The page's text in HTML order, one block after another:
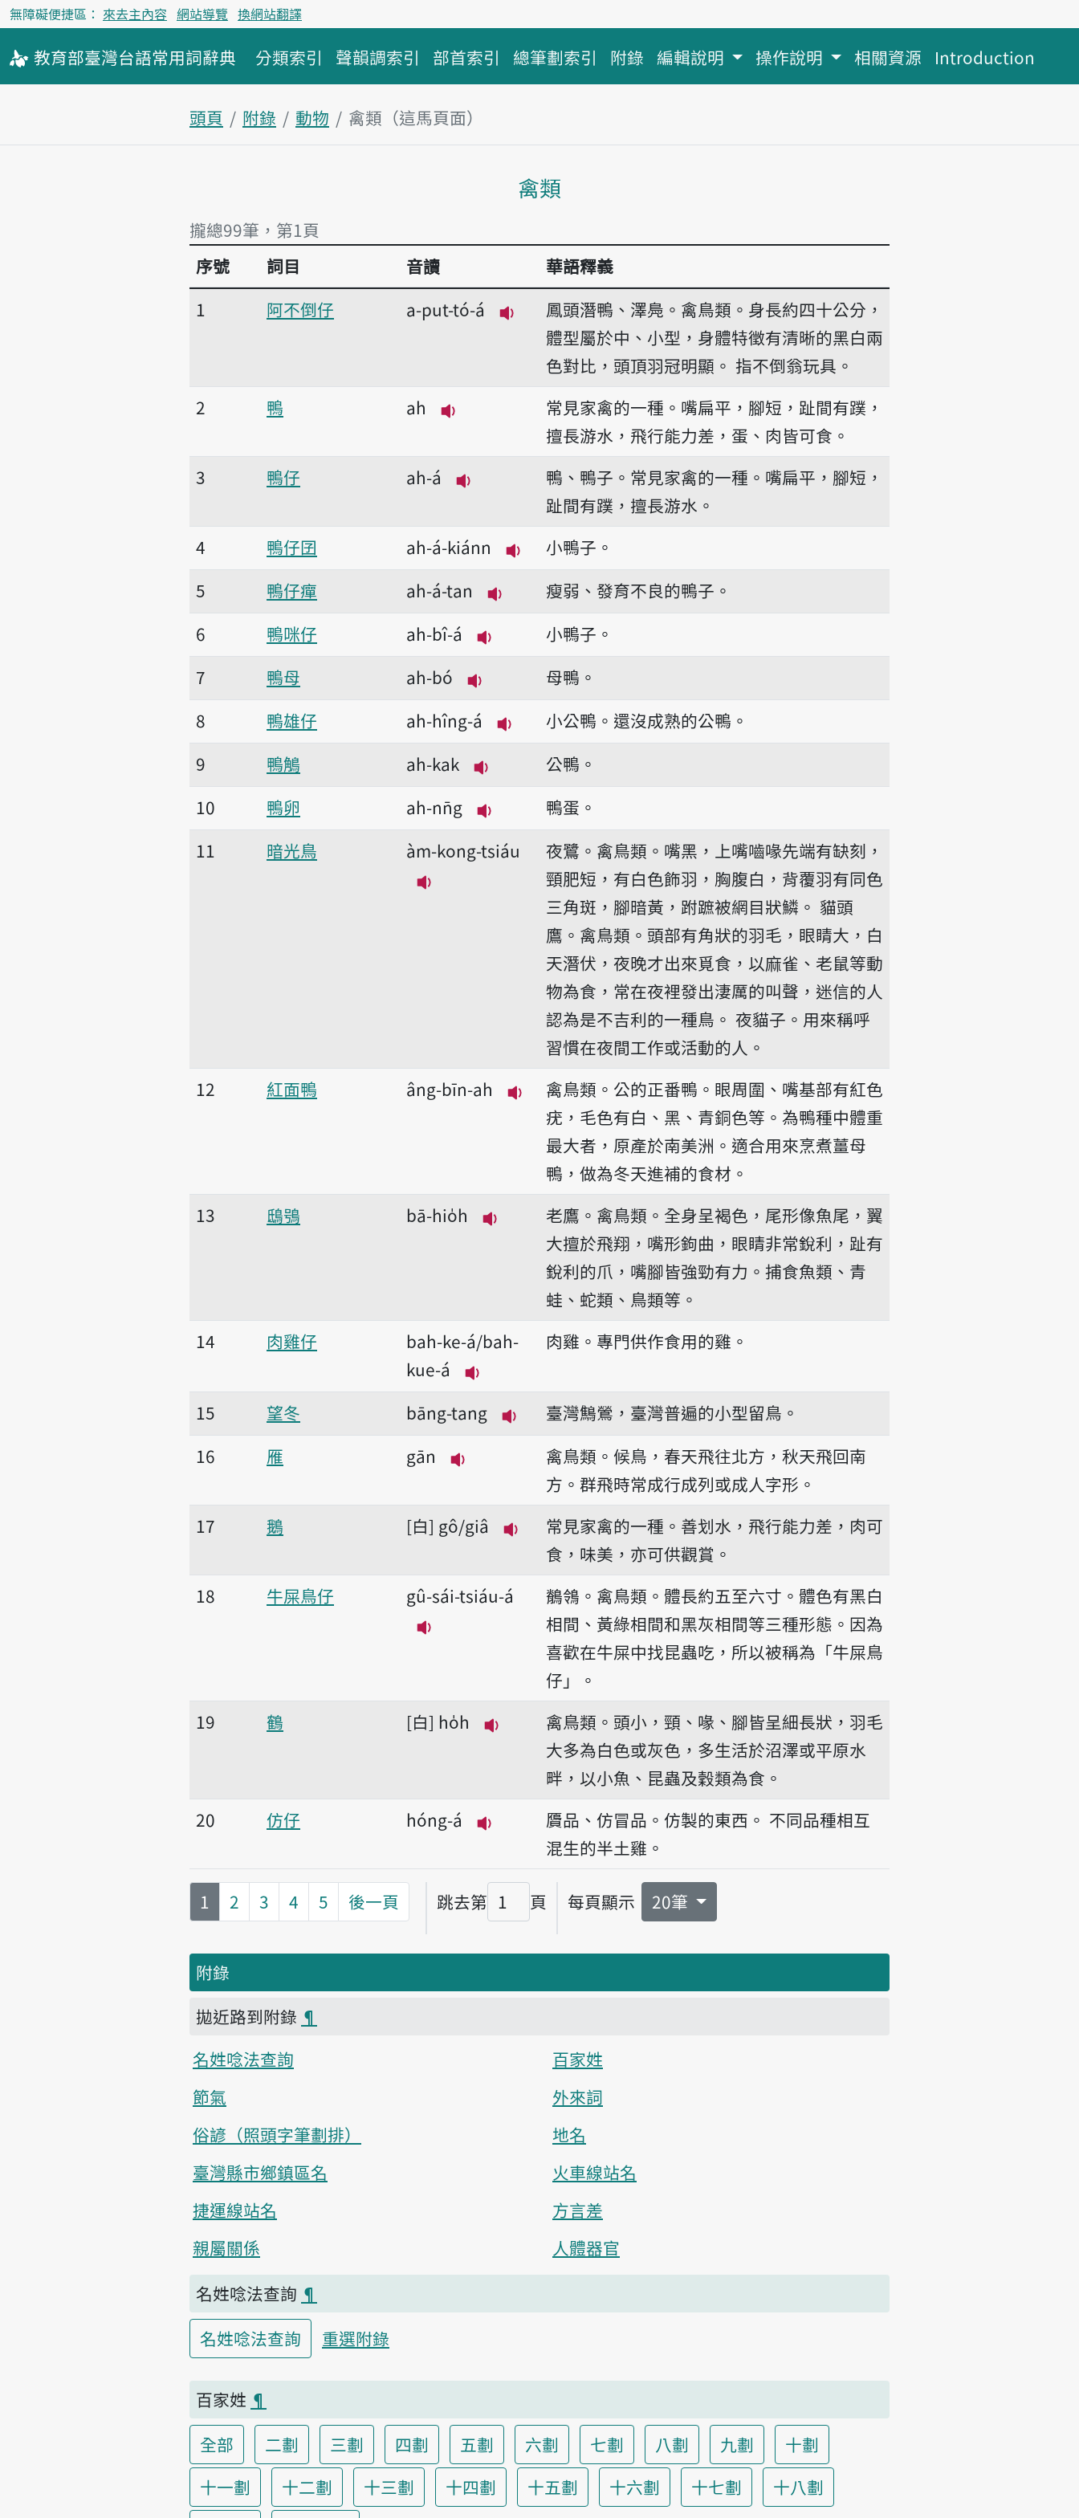
無障礙便捷區： 來去主內容 網站導覽 換網站翻譯
教育部臺灣台語常用詞辭典 分類索引 聲韻調索引 部首索引 總筆劃索引 附錄 編輯說明 操作說明 相關資源 Introduction
頭頁 附錄 動物
禽類（這馬頁面）
禽類
攏總99筆，第1頁
攏總99筆，第1頁
序號 詞目 音讀
華語釋義
1
阿不倒仔
a-put-tó-á
播放音讀a-put-tó-á
鳳頭潛鴨、澤鳧。禽鳥類。身長約四十公分，
體型屬於中、小型，身體特徵有清晰的黑白兩
色對比，頭頂羽冠明顯。 指不倒翁玩具。
2
鴨
ah
常見家禽的一種。嘴扁平，腳短，趾間有蹼，
擅長游水，飛行能力差，蛋、肉皆可食。
3
鴨仔
ah-á
播放音讀ah-á
鴨、鴨子。常見家禽的一種。嘴扁平，腳短，
趾間有蹼，擅長游水。
4
鴨仔囝
ah-á-kiánn
播放音讀ah-á-kiánn
小鴨子。
5
鴨仔癉
ah-á-tan
播放音讀ah-á-tan
瘦弱、發育不良的鴨子。
6
鴨咪仔
ah-bî-á
播放音讀ah-bî-á
小鴨子。
7
鴨母
ah-bó
播放音讀ah-bó
母鴨。
8
鴨雄仔
ah-hîng-á
播放音讀ah-hîng-á
小公鴨。還沒成熟的公鴨。
9
鴨鵤
ah-kak
播放音讀ah-kak
公鴨。
10
鴨卵
ah-nn̄g
播放音讀ah-nn̄g
鴨蛋。
11
暗光鳥 àm-kong-tsiáu
播放音讀àm-kong-tsiáu
夜鷺。禽鳥類。嘴黑，上嘴嚙喙先端有缺刻，
頸肥短，有白色飾羽，胸腹白，背覆羽有同色
三角斑，腳暗黃，跗蹠被網目狀鱗。 貓頭
鷹。禽鳥類。頭部有角狀的羽毛，眼睛大，白
天潛伏，夜晚才出來覓食，以麻雀、老鼠等動
物為食，常在夜裡發出淒厲的叫聲，迷信的人
認為是不吉利的一種鳥。 夜貓子。用來稱呼
習慣在夜間工作或活動的人。
12
紅面鴨
âng-bīn-ah
播放音讀âng-bīn-ah
禽鳥類。公的正番鴨。眼周圍、嘴基部有紅色
疣，毛色有白、黑、青銅色等。為鴨種中體重
最大者，原產於南美洲。適合用來烹煮薑母
鴨，做為冬天進補的食材。
13
鴟鴞
bā-hio̍h
播放音讀bā-hio̍h
老鷹。禽鳥類。全身呈褐色，尾形像魚尾，翼
大擅於飛翔，嘴形鉤曲，眼睛非常銳利，趾有
銳利的爪，嘴腳皆強勁有力。捕食魚類、青
蛙、蛇類、鳥類等。
14
肉雞仔
bah-ke-á/bah-
kue-á
播放音讀bah-ke-á/bah-kue-á
肉雞。專門供作食用的雞。
15 望冬
bāng-tang
播放音讀bāng-tang
臺灣鷦鶯，臺灣普遍的小型留鳥。
16
雁
gān
播放音讀gān
禽鳥類。候鳥，春天飛往北方，秋天飛回南
方。群飛時常成行成列或成人字形。
17
鵝 白 gô/giâ
播放音讀gô/giâ
常見家禽的一種。善划水，飛行能力差，肉可
食，味美，亦可供觀賞。
18
牛屎鳥仔 gû-sái-tsiáu-á
播放音讀gû-sái-tsiáu-á
鶺鴒。禽鳥類。體長約五至六寸。體色有黑白
相間、黃綠相間和黑灰相間等三種形態。因為
喜歡在牛屎中找昆蟲吃，所以被稱為「牛屎鳥
仔」。
19
鶴 白 ho̍h
播放音讀ho̍h
禽鳥類。頭小，頸、喙、腳皆呈細長狀，羽毛
大多為白色或灰色，多生活於沼澤或平原水
畔，以小魚、昆蟲及穀類為食。
20
仿仔
hóng-á
播放音讀hóng-á
贗品、仿冒品。仿製的東西。 不同品種相互
混生的半土雞。
第
1 2 3 4 5 後一頁 跳去第
頁碼
頁 每頁顯示 20筆
附錄
拋近路到附錄 ¶
名姓唸法查詢
百家姓
節氣
外來詞
俗諺（照頭字筆劃排）
地名
臺灣縣市鄉鎮區名
火車線站名
捷運線站名
方言差
親屬關係
人體器官
名姓唸法查詢 ¶
名姓唸法查詢
重選附錄
百家姓 ¶
全部
二劃 三劃 四劃 五劃 六劃 七劃 八劃 九劃
十劃
十一劃
十二劃 十三劃 十四劃 十五劃 十六劃 十七劃
十八劃